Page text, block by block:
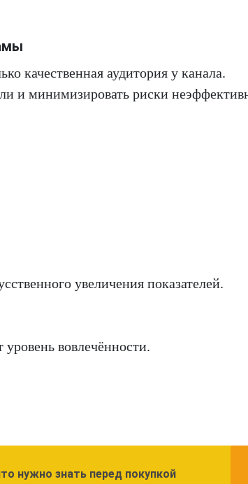
качественная аудитория у канала.
и минимизировать риски
увеличения показателей.
вовлечённости.
нужно знать перед покупкой